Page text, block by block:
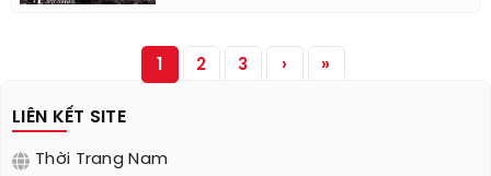
2 3 › »
LIÊN KẾT SITE
Thời Trang Nam